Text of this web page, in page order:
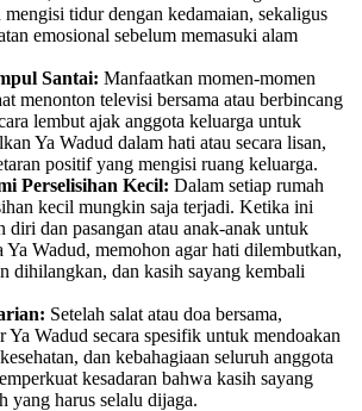
mengisi tidur dengan kedamaian, sekaligus
emosional sebelum memasuki alam
Santai: Manfaatkan momen-momen
menonton televisi bersama atau berbincang
lembut ajak anggota keluarga untuk
Ya Wadud dalam hati atau secara lisan,
positif yang mengisi ruang keluarga.
Perselisihan Kecil: Dalam setiap rumah
kecil mungkin saja terjadi. Ketika ini
diri dan pasangan atau anak-anak untuk
Ya Wadud, memohon agar hati dilembutkan,
dihilangkan, dan kasih sayang kembali
Setelah salat atau doa bersama,
Ya Wadud secara spesifik untuk mendoakan
dan kebahagiaan seluruh anggota
kesadaran bahwa kasih sayang
yang harus selalu dijaga.